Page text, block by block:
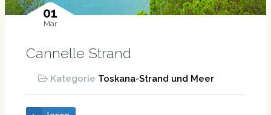
01
Mar
Cannelle Strand
Kategorie Toskana-Strand und Meer